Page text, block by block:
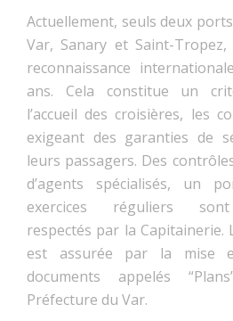
Actuellement, seuls deux
Var, Sanary et Saint-
reconnaissance
ans. Cela constitue un
l’accueil des croisières, les
exigeant des garanties de
leurs passagers. Des
d’agents spécialisés, un
exercices réguliers sont
respectés par la
est assurée par la mise
documents appelés
Préfecture du Var.